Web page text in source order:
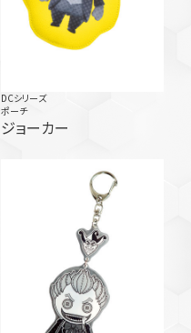
DCシリーズ
ポーチ
ジョーカー